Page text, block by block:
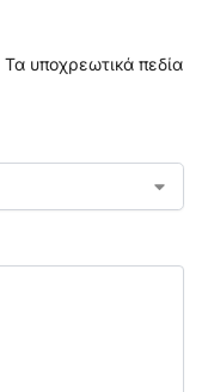
Τα υποχρεωτικά πεδία